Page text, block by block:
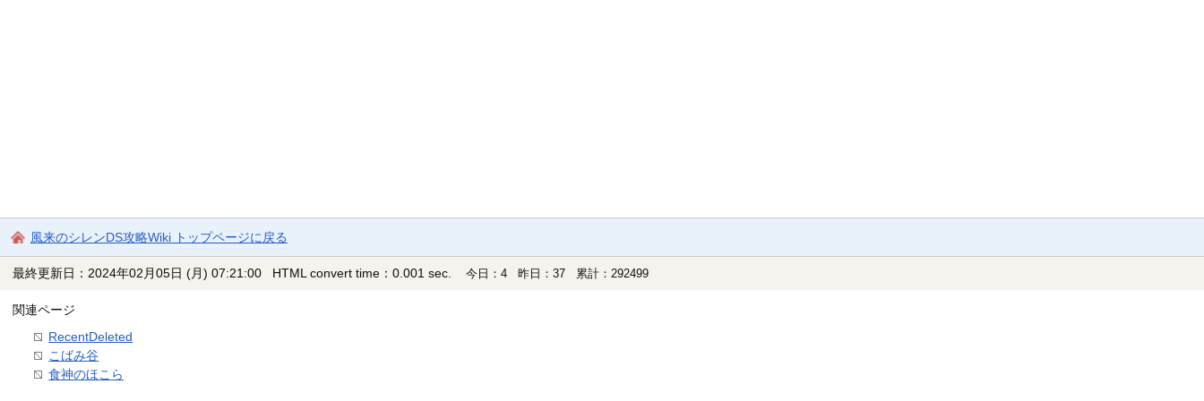
風来のシレンDS攻略Wiki トップページに戻る
最終更新日：2024年02月05日 (月) 07:21:00 HTML convert time：0.001 sec. 今日：4 昨日：37 累計：292499
関連ページ
RecentDeleted
こばみ谷
食神のほこら